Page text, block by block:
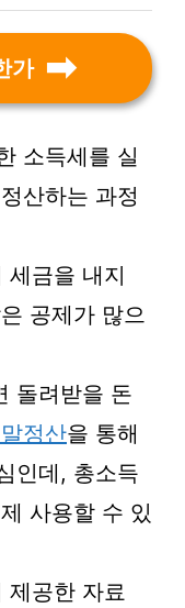
가
소득세를 실
산하는 과정
세금을 내지
공제가 많으
돌려받을 돈
정산을 통해
인데, 총소득
사용할 수 있
제공한 자료